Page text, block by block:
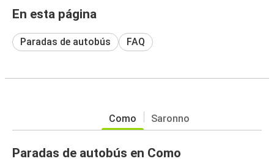
En esta página
Paradas de autobús FAQ
Como Saronno
Paradas de autobús en Como